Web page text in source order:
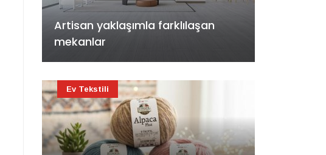
Artisan yaklaşımla farklılaşan
mekanlar
Ev Tekstili